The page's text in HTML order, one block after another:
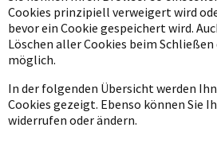
Cookies prinzipiell verweigert wird
bevor ein Cookie gespeichert wird.
Löschen aller Cookies beim
möglich.
In der folgenden Übersicht werden
Cookies gezeigt. Ebenso können Sie
widerrufen oder ändern.